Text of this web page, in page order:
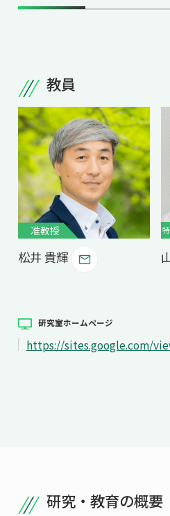
教員一覧
国際バイオゼミナール
サマーキャンプ
海外ラボインターン
国際学生ワークショ
UCDリトリート
UCDオンラインゼミ
就職支援
研究＆授業
イベント
生活
保護者の方へ
アクセス
学内限定
受験生の方へ
教職員の方へ
企業・研究者の方へ
植物発
植物
植物成
花発生
植物生
植物免
植物共
植物
機能ゲ
-- 統合
教員
准教授
松井 貴輝
研究室ホームページ
https://sites.google.com/
研究・教育の概要